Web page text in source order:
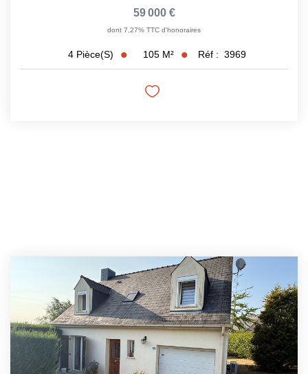
59 000 €
dont 7,27% TTC d'honoraires
4 Pièce(s) 105 M² Réf : 3969